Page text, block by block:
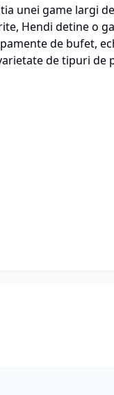
unei game largi
Hendi detine o
de bufet,
de tipuri de